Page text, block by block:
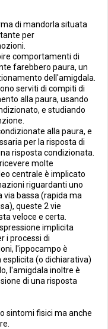
di mandorla situata
per
comportamenti di
farebbero paura, un
dell'amigdala.
serviti di compiti di
alla paura, usando
e studiando
alla paura, e
per la risposta di
risposta condizionata.
molte
centrale è implicato
riguardanti uno
via bassa (rapida ma
queste 2 vie
veloce e certa.
implicita
i processi di
l'ippocampo è
(o dichiarativa)
l'amigdala inoltre è
di una risposta
sintomi fisici ma anche